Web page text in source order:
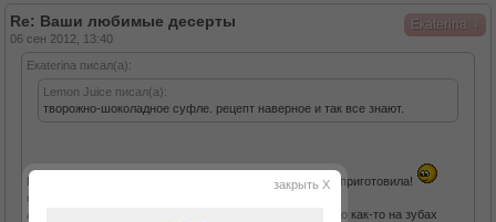
Eкaterina
Re: Ваши любимые десерты
06 сен 2012, 13:40
Eкaterina писал(а):
Lemon Juice писал(а):
творожно-шоколадное суфле. рецепт наверное и так все знают.
Рецепт не знала, но нашла в твоем дневничке и тут же приготовила!
очень вкусно! Спасибо!
А какое какао используешь ты? У меня красная цена, но как-то на зубах
закрыть X